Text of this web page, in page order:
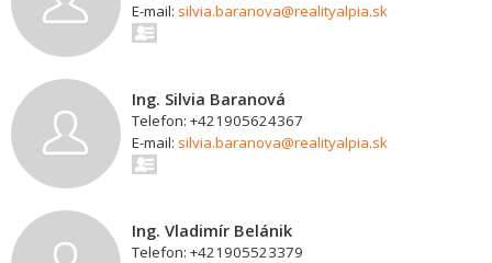
E-mail: silvia.baranova@realityalpia.sk
Ing. Silvia Baranová
Telefon: +421905624367
E-mail: silvia.baranova@realityalpia.sk
Ing. Vladimír Belánik
Telefon: +421905523379